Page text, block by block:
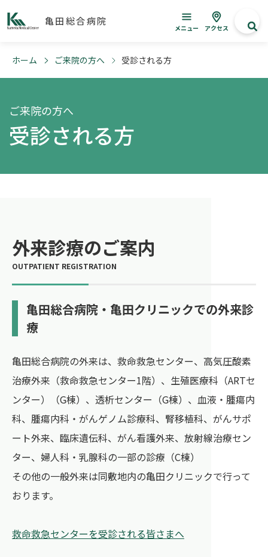
亀田総合病院
メニュー アクセス
ホーム ご来院の方へ 受診される方
ご来院の方へ
受診される方
外来診療のご案内
亀田総合病院・亀田クリニックでの外来診
療
亀田総合病院の外来は、救命救急センター、高気圧酸素
治療外来（救命救急センター1階）、生殖医療科（ARTセ
ンター）（G棟）、透析センター（G棟）、血液・腫瘍内
科、腫瘍内科・がんゲノム診療科、腎移植科、がんサポ
ート外来、臨床遺伝科、がん看護外来、放射線治療セン
ター、婦人科‧乳腺科の一部の診療（C棟）
その他の一般外来は同敷地内の亀田クリニックで行って
おります。
救命救急センターを受診される皆さまへ